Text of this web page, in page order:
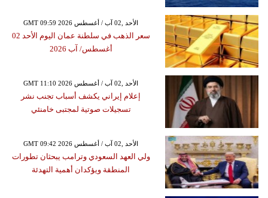
GMT 09:59 2026 الأحد ,02 آب / أغسطس
سعر الذهب في سلطنة عمان اليوم الأحد 02
أغسطس/ آب 2026
GMT 11:10 2026 الأحد ,02 آب / أغسطس
إعلام إيراني يكشف أسباب تجنب نشر
تسجيلات صوتية لمجتبى خامنئي
GMT 09:42 2026 الأحد ,02 آب / أغسطس
ولي العهد السعودي وترامب يبحثان تطورات
المنطقة ويؤكدان أهمية التهدئة